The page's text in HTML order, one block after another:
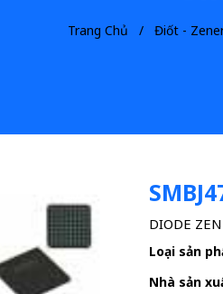
Trang Chủ Điốt -
DIODE
Loại sản
Nhà sản